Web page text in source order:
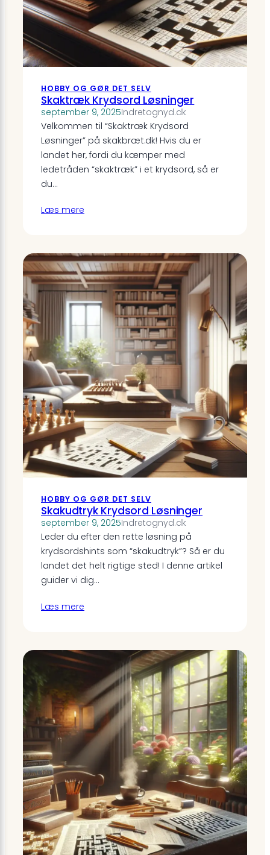
HOBBY OG GØR DET SELV
Skaktræk Krydsord Løsninger
september 9, 2025Indretognyd.dk
Velkommen til “Skaktræk Krydsord
Løsninger” på skakbræt.dk! Hvis du er
landet her, fordi du kæmper med
ledetråden “skaktræk” i et krydsord, så er
du…
Læs mere
HOBBY OG GØR DET SELV
Skakudtryk Krydsord Løsninger
september 9, 2025Indretognyd.dk
Leder du efter den rette løsning på
krydsordshints som “skakudtryk”? Så er du
landet det helt rigtige sted! I denne artikel
guider vi dig…
Læs mere